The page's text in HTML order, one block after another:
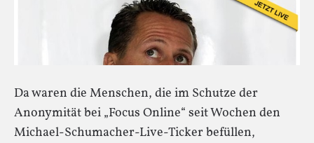
Da waren die Menschen, die im Schutze der
Anonymität bei „Focus Online“ seit Wochen den
Michael-Schumacher-Live-Ticker befüllen,